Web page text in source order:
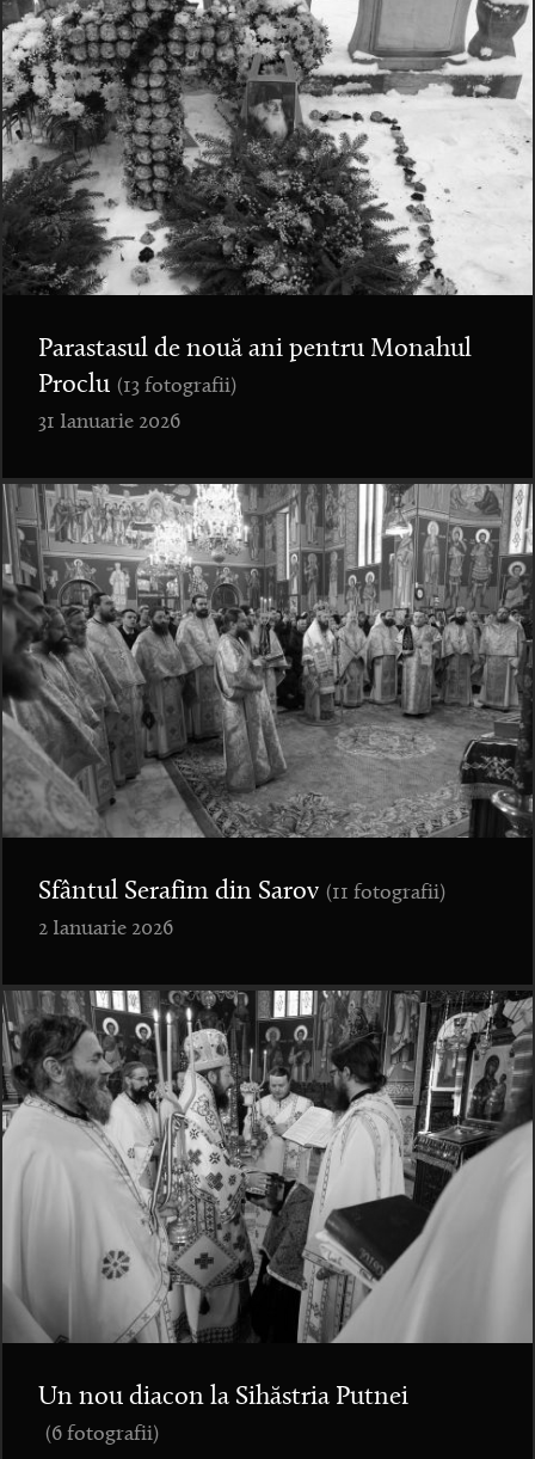
Parastasul de nouă ani pentru Monahul
Proclu (13 fotografii)
31 Ianuarie 2026
Sfântul Serafim din Sarov (11 fotografii)
2 Ianuarie 2026
Un nou diacon la Sihăstria Putnei
(6 fotografii)